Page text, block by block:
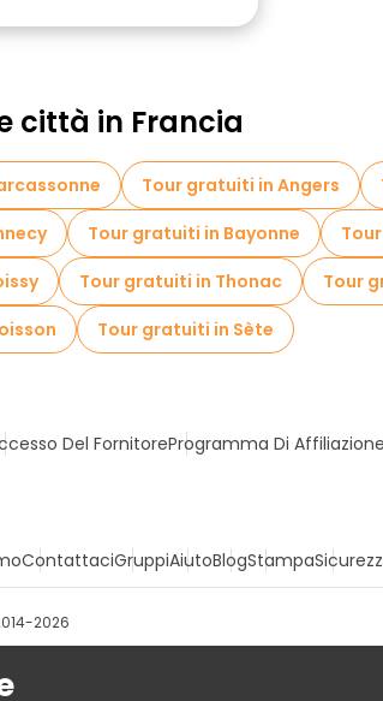
città in Francia
Tour gratuiti in Angers
Tour gratuiti in Bayonne
Tour gratuiti in Thonac Tour
Tour gratuiti in Sète
Del FornitoreProgramma Di Affiliazione
ContattaciGruppiAiutoBlogStampa
2026